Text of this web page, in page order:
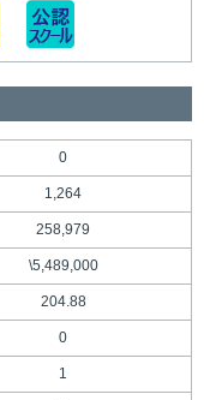
0
1,264
258,979
\5,489,000
204.88
0
1